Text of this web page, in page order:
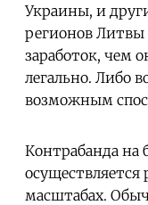
Украины, и
регионов
заработок, чем
легально. Либо
возможным
Контрабанда на
масштабах.